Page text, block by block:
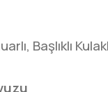
Başlıklı